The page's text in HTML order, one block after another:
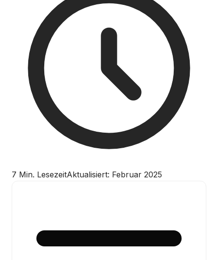
7 Min. LesezeitAktualisiert: Februar 2025